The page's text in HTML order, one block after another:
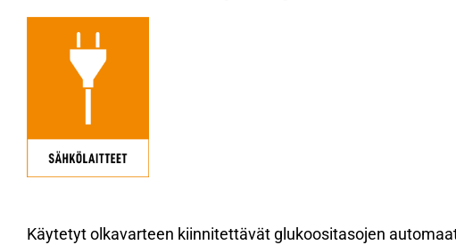
Käytetyt olkavarteen kiinnitettävät glukoositasojen